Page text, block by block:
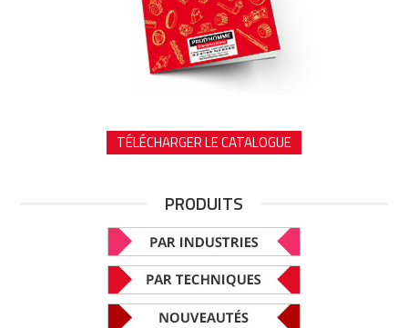
TÉLÉCHARGER LE CATALOGUE
PRODUITS